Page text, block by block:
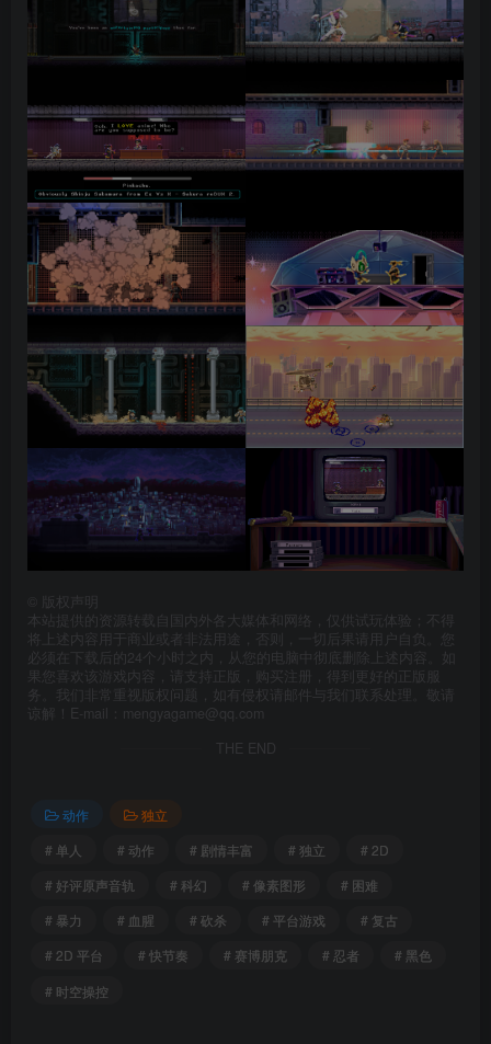
版权声明
本站提供的资源转载自国内外各大媒体和网络，仅供试玩体验；不得
将上述内容用于商业或者非法用途，否则，一切后果请用户自负。您
必须在下载后的24个小时之内，从您的电脑中彻底删除上述内容。如
果您喜欢该游戏内容，请支持正版，购买注册，得到更好的正版服
务。我们非常重视版权问题，如有侵权请邮件与我们联系处理。敬请
谅解！E-mail：mengyagame@qq.com
THE END
动作
独立
# 单人
# 动作 # 剧情丰富 # 独立
# 2D
# 好评原声音轨
# 科幻 # 像素图形
# 困难
# 暴力
# 血腥 # 砍杀 # 平台游戏
# 复古
# 2D 平台
# 快节奏 # 赛博朋克 # 忍者
# 黑色
# 时空操控